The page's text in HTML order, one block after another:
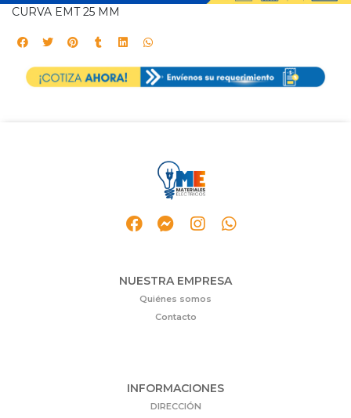
CURVA EMT 25 MM
NUESTRA EMPRESA
Quiénes somos
Contacto
INFORMACIONES
DIRECCIÓN